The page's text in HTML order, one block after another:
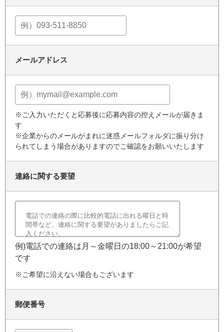
メールアドレス
※ご入力いただくと応募後に応募内容の控えメールが届きま
す
※企業からのメールがまれに迷惑メールフォルダに振り分け
られてしまう場合がありますのでご確認をお願いいたします
連絡に関する要望
例)電話での連絡は月～金曜日の18:00～21:00が希望
です
※ご希望に沿えない場合もございます
郵便番号